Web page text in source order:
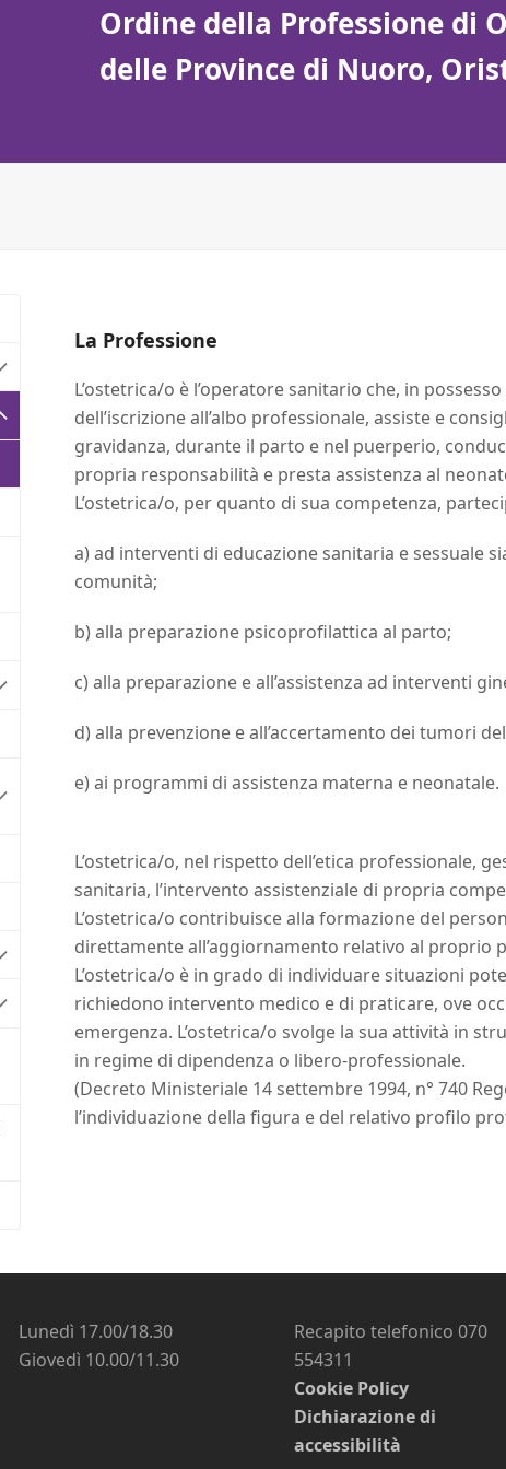
Ordine della Professione di
delle Province di Nuoro,
La Professione
L’ostetrica/o è l’operatore sanitario che, in
dell’iscrizione all’albo professionale, assiste e
gravidanza, durante il parto e nel puerperio,
propria responsabilità e presta assistenza al
L’ostetrica/o, per quanto di sua competenza,
a) ad interventi di educazione sanitaria e sessuale
comunità;
b) alla preparazione psicoprofilattica al parto;
c) alla preparazione e all’assistenza ad interventi
d) alla prevenzione e all’accertamento dei tumori
e) ai programmi di assistenza materna e neonatale.
L’ostetrica/o, nel rispetto dell’etica professionale,
sanitaria, l’intervento assistenziale di propria
L’ostetrica/o contribuisce alla formazione del
direttamente all’aggiornamento relativo al proprio
L’ostetrica/o è in grado di individuare situazioni
richiedono intervento medico e di praticare, ove
emergenza. L’ostetrica/o svolge la sua attività in
in regime di dipendenza o libero-professionale.
(Decreto Ministeriale 14 settembre 1994, n° 740
l’individuazione della figura e del relativo profilo
Lunedì 17.00/18.30
Giovedì 10.00/11.30
Recapito telefonico 070
554311
Cookie Policy
Dichiarazione di
accessibilità